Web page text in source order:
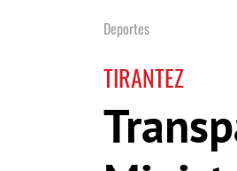
Deportes
TIRANTEZ